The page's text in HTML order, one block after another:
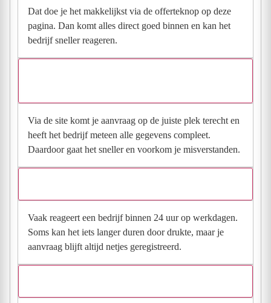
Dat doe je het makkelijkst via de offerteknop op deze
pagina. Dan komt alles direct goed binnen en kan het
bedrijf sneller reageren.
Via de site komt je aanvraag op de juiste plek terecht en
heeft het bedrijf meteen alle gegevens compleet.
Daardoor gaat het sneller en voorkom je misverstanden.
Vaak reageert een bedrijf binnen 24 uur op werkdagen.
Soms kan het iets langer duren door drukte, maar je
aanvraag blijft altijd netjes geregistreerd.